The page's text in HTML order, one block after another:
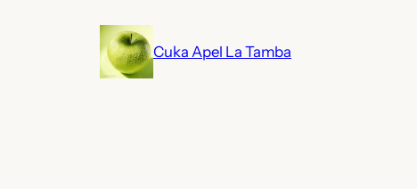
Cuka Apel La Tamba